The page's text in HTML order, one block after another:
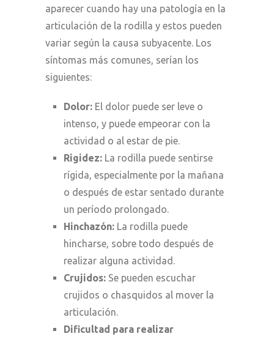
aparecer cuando hay una patología en la
articulación de la rodilla y estos pueden
variar según la causa subyacente. Los
síntomas más comunes, serían los
siguientes:
Dolor: El dolor puede ser leve o
intenso, y puede empeorar con la
actividad o al estar de pie.
Rigidez: La rodilla puede sentirse
rígida, especialmente por la mañana
o después de estar sentado durante
un período prolongado.
Hinchazón: La rodilla puede
hincharse, sobre todo después de
realizar alguna actividad.
Crujidos: Se pueden escuchar
crujidos o chasquidos al mover la
articulación.
Dificultad para realizar